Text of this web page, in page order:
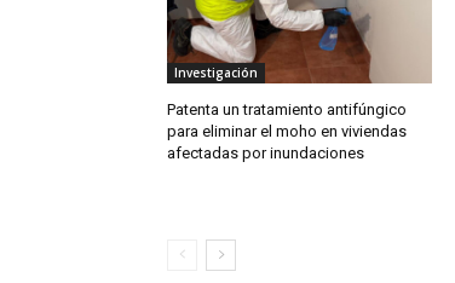
Investigación
Patenta un tratamiento antifúngico
para eliminar el moho en viviendas
afectadas por inundaciones